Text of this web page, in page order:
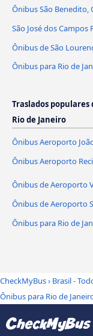
Ônibus São Benedito,
São José dos Campos
Ônibus de São
Ônibus para Rio de
Traslados populares
Rio de Janeiro
Ônibus Aeroporto
Ônibus Aeroporto
Ônibus de Aeroporto
Ônibus de Aeroporto
Ônibus para Rio de
CheckMyBus› Brasil -
Ônibus para Rio de